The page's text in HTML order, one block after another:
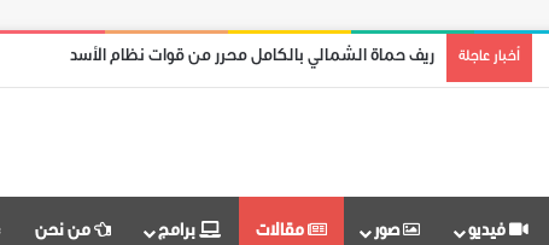
أخبار عاجلة ريف حماة الشمالي بالكامل محرر من قوات نظام الأسد
فيديو صور مقالات برامج من نحن